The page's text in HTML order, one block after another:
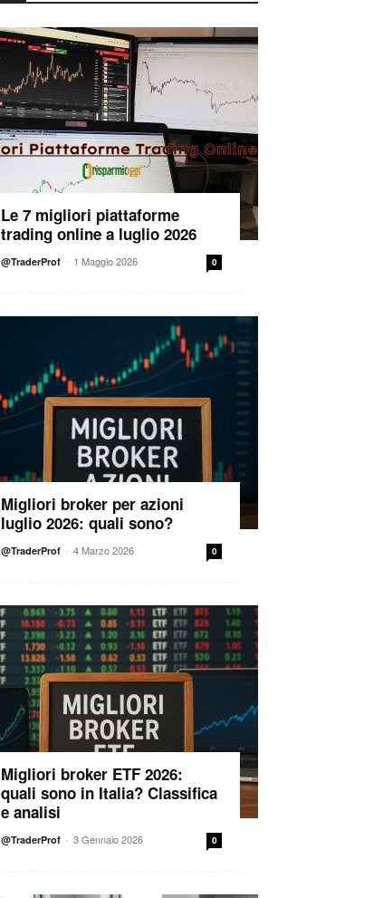
Le 7 migliori piattaforme
trading online a luglio 2026
@TraderProf - 1 Maggio 2026 0
Migliori broker per azioni
luglio 2026: quali sono?
@TraderProf - 4 Marzo 2026 0
Migliori broker ETF 2026:
quali sono in Italia? Classifica
e analisi
@TraderProf - 3 Gennaio 2026 0